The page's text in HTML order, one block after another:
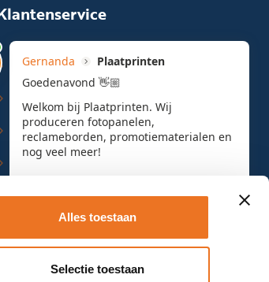
Alles toestaan
Selectie toestaan
Klantenservice
Contact en bereikbaarheid
Account en bestellen
Bestanden aanleveren
Verzenden en bezorging